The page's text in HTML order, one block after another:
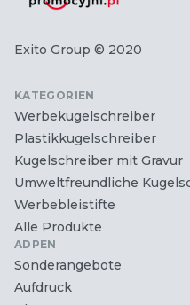
Exito Group © 2020
KATEGORIEN
Werbekugelschreiber
Plastikkugelschreiber
Kugelschreiber mit Gravur
Umweltfreundliche
Werbebleistifte
Alle Produkte
ADPEN
Sonderangebote
Aufdruck